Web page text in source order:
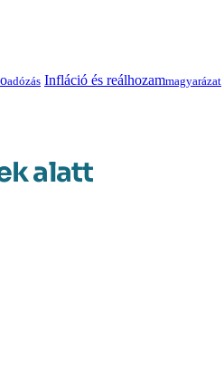
adózás Infláció és reálhozammagyarázat
alatt